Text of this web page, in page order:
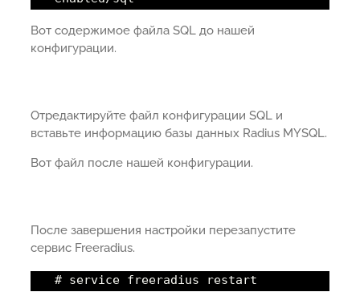
Вот содержимое файла SQL до нашей
конфигурации.
Отредактируйте файл конфигурации SQL и
вставьте информацию базы данных Radius MYSQL.
Вот файл после нашей конфигурации.
После завершения настройки перезапустите
сервис Freeradius.
# service freeradius restart